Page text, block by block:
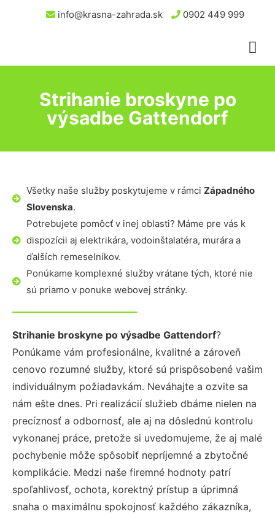
info@krasna-zahrada.sk 0902 449 999
Strihanie broskyne po
výsadbe Gattendorf
Všetky naše služby poskytujeme v rámci Západného
Slovenska.
Potrebujete pomôcť v inej oblasti? Máme pre vás k
dispozícii aj elektrikára, vodoinštalatéra, murára a
ďalších remeselníkov.
Ponúkame komplexné služby vrátane tých, ktoré nie
sú priamo v ponuke webovej stránky.
Strihanie broskyne po výsadbe Gattendorf?
Ponúkame vám profesionálne, kvalitné a zároveň
cenovo rozumné služby, ktoré sú prispôsobené vašim
individuálnym požiadavkám. Neváhajte a ozvite sa
nám ešte dnes. Pri realizácií služieb dbáme nielen na
precíznosť a odbornosť, ale aj na dôslednú kontrolu
vykonanej práce, pretože si uvedomujeme, že aj malé
pochybenie môže spôsobiť nepríjemné a zbytočné
komplikácie. Medzi naše firemné hodnoty patrí
spoľahlivosť, ochota, korektný prístup a úprimná
snaha o maximálnu spokojnosť každého zákazníka,